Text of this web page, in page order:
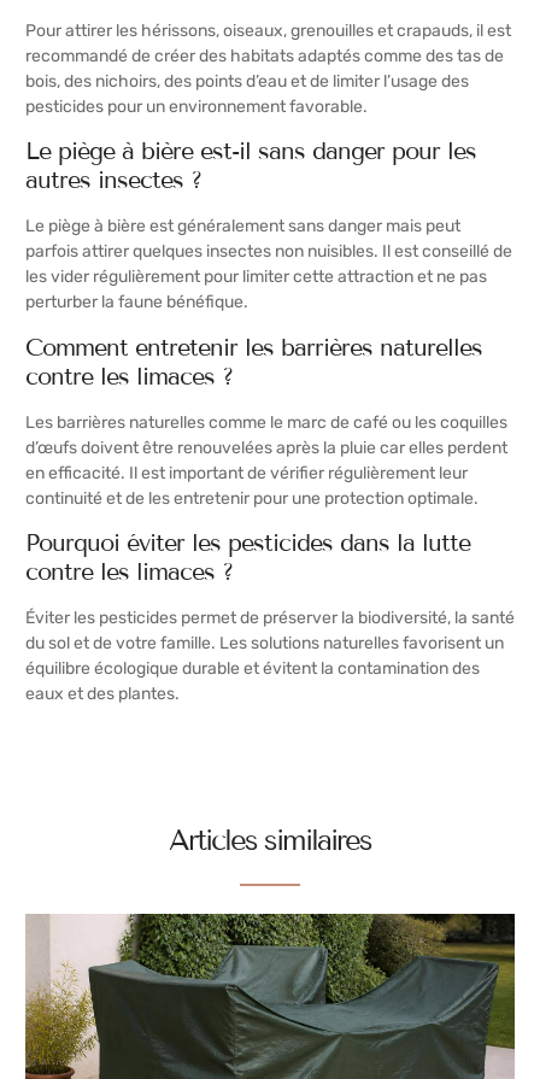
Pour attirer les hérissons, oiseaux, grenouilles et crapauds, il est
recommandé de créer des habitats adaptés comme des tas de
bois, des nichoirs, des points d’eau et de limiter l’usage des
pesticides pour un environnement favorable.
Le piège à bière est-il sans danger pour les
autres insectes ?
Le piège à bière est généralement sans danger mais peut
parfois attirer quelques insectes non nuisibles. Il est conseillé de
les vider régulièrement pour limiter cette attraction et ne pas
perturber la faune bénéfique.
Comment entretenir les barrières naturelles
contre les limaces ?
Les barrières naturelles comme le marc de café ou les coquilles
d’œufs doivent être renouvelées après la pluie car elles perdent
en efficacité. Il est important de vérifier régulièrement leur
continuité et de les entretenir pour une protection optimale.
Pourquoi éviter les pesticides dans la lutte
contre les limaces ?
Éviter les pesticides permet de préserver la biodiversité, la santé
du sol et de votre famille. Les solutions naturelles favorisent un
équilibre écologique durable et évitent la contamination des
eaux et des plantes.
Articles similaires